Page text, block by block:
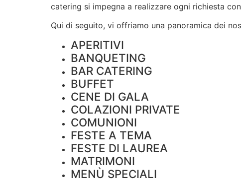
catering si impegna a realizzare ogni richiesta
Qui di seguito, vi offriamo una panoramica dei
APERITIVI
BANQUETING
BAR CATERING
BUFFET
CENE DI GALA
COLAZIONI PRIVATE
COMUNIONI
FESTE A TEMA
FESTE DI LAUREA
MATRIMONI
MENÙ SPECIALI